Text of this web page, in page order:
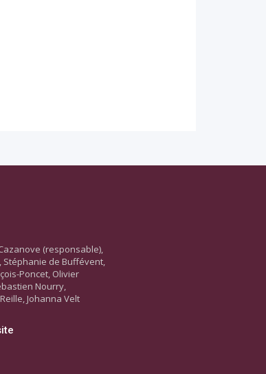
(responsable),
Stéphanie de Buffévent,
Poncet, Olivier
Nourry,
Johanna Velt